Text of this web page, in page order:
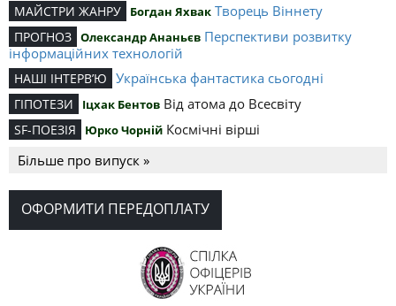
МАЙСТРИ ЖАНРУ Богдан Яхвак Творець Віннету
ПРОГНОЗ Олександр Ананьєв Перспективи розвитку
інформаційних технологій
НАШІ ІНТЕРВ’Ю Українська фантастика сьогодні
ГІПОТЕЗИ Іцхак Бентов Від атома до Всесвіту
SF-ПОЕЗІЯ Юрко Чорній Космічні вірші
Більше про випуск »
ОФОРМИТИ ПЕРЕДОПЛАТУ